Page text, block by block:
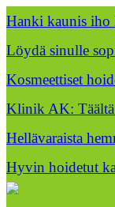
Hanki kaunis
Löydä sinulle
Kosmeettiset
Klinik AK: Täältä
Hellävaraista
Hyvin hoidetut